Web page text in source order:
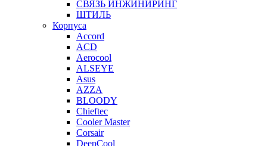
СВЯЗЬ ИНЖИНИРИНГ
ШТИЛЬ
Корпуса
Accord
ACD
Aerocool
ALSEYE
Asus
AZZA
BLOODY
Chieftec
Cooler Master
Corsair
DeepCool